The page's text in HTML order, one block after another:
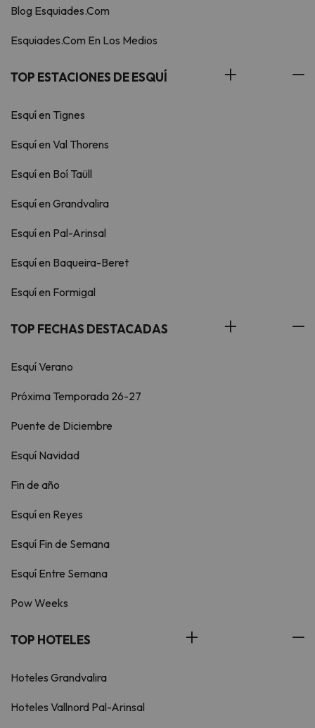
Blog Esquiades.Com
Esquiades.Com En Los Medios
TOP ESTACIONES DE ESQUÍ
Esquí en Tignes
Esquí en Val Thorens
Esquí en Boí Taüll
Esquí en Grandvalira
Esquí en Pal-Arinsal
Esquí en Baqueira-Beret
Esquí en Formigal
TOP FECHAS DESTACADAS
Esquí Verano
Próxima Temporada 26-27
Puente de Diciembre
Esquí Navidad
Fin de año
Esquí en Reyes
Esquí Fin de Semana
Esquí Entre Semana
Pow Weeks
TOP HOTELES
Hoteles Grandvalira
Hoteles Vallnord Pal-Arinsal